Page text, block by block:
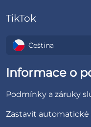
TikTok
Čeština
Informace o
Podmínky a záruky
Zastavit